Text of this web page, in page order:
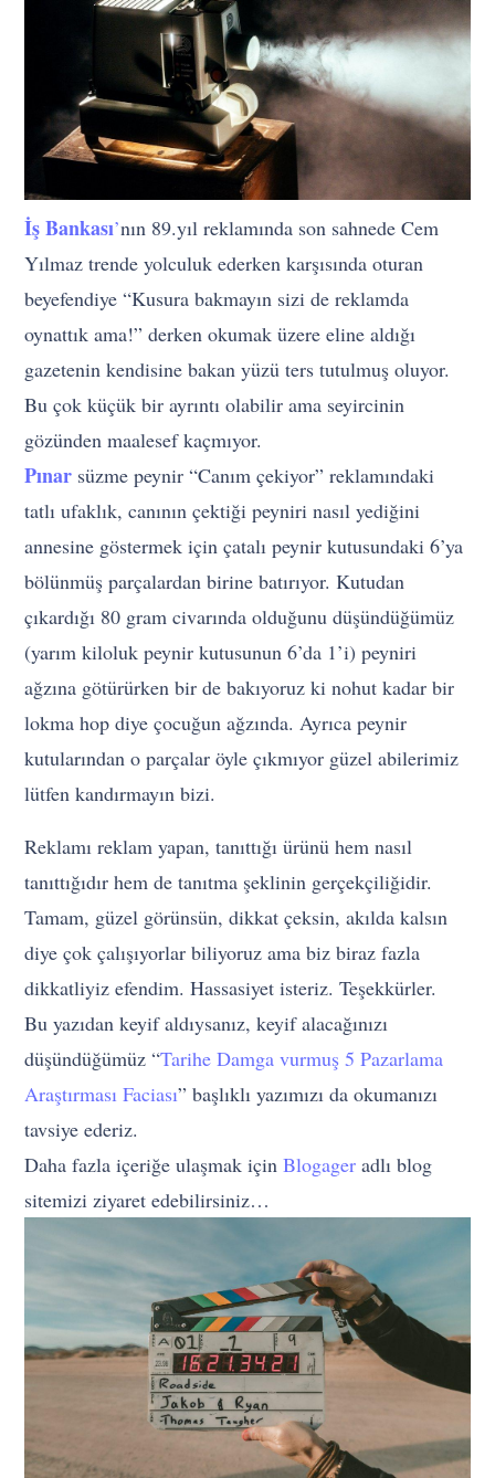
İş Bankası’nın 89.yıl reklamında son sahnede Cem
Yılmaz trende yolculuk ederken karşısında oturan
beyefendiye “Kusura bakmayın sizi de reklamda
oynattık ama!” derken okumak üzere eline aldığı
gazetenin kendisine bakan yüzü ters tutulmuş oluyor.
Bu çok küçük bir ayrıntı olabilir ama seyircinin
gözünden maalesef kaçmıyor.
Pınar süzme peynir “Canım çekiyor” reklamındaki
tatlı ufaklık, canının çektiği peyniri nasıl yediğini
annesine göstermek için çatalı peynir kutusundaki 6’ya
bölünmüş parçalardan birine batırıyor. Kutudan
çıkardığı 80 gram civarında olduğunu düşündüğümüz
(yarım kiloluk peynir kutusunun 6’da 1’i) peyniri
ağzına götürürken bir de bakıyoruz ki nohut kadar bir
lokma hop diye çocuğun ağzında. Ayrıca peynir
kutularından o parçalar öyle çıkmıyor güzel abilerimiz
lütfen kandırmayın bizi.
Reklamı reklam yapan, tanıttığı ürünü hem nasıl
tanıttığıdır hem de tanıtma şeklinin gerçekçiliğidir.
Tamam, güzel görünsün, dikkat çeksin, akılda kalsın
diye çok çalışıyorlar biliyoruz ama biz biraz fazla
dikkatliyiz efendim. Hassasiyet isteriz. Teşekkürler.
Bu yazıdan keyif aldıysanız, keyif alacağınızı
düşündüğümüz “Tarihe Damga vurmuş 5 Pazarlama
Araştırması Faciası” başlıklı yazımızı da okumanızı
tavsiye ederiz.
Daha fazla içeriğe ulaşmak içinBlogager adlı blog
sitemizi ziyaret edebilirsiniz…